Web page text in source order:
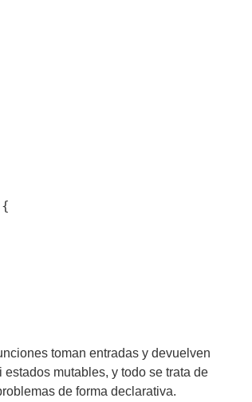
toman entradas y devuelven
mutables, y todo se trata de
de forma declarativa.